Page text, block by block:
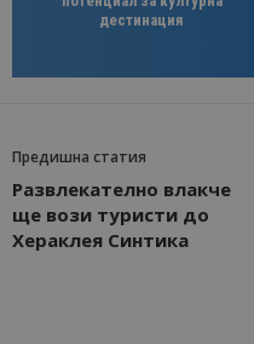
дестинация
Предишна статия
Развлекателно влакче
ще вози туристи до
Хераклея Синтика